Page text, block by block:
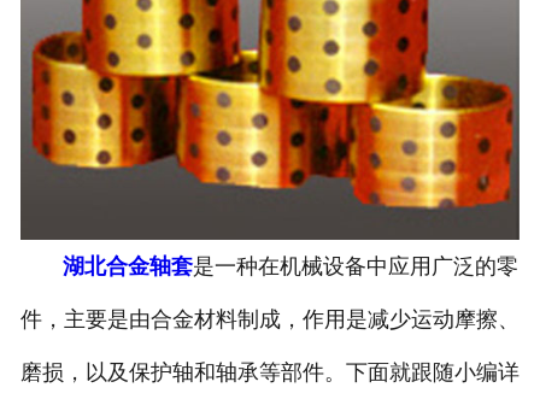
湖北合金轴套是一种在机械设备中应用广泛的零
件，主要是由合金材料制成，作用是减少运动摩擦、
磨损，以及保护轴和轴承等部件。下面就跟随小编详